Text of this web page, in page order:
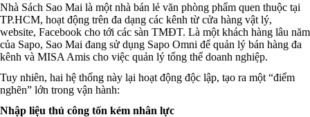
Nhà Sách Sao Mai là một nhà bán lẻ văn phòng phẩm quen thuộc tại
TP.HCM, hoạt động trên đa dạng các kênh từ cửa hàng vật lý,
website, Facebook cho tới các sàn TMĐT. Là một khách hàng lâu năm
của Sapo, Sao Mai đang sử dụng Sapo Omni để quản lý bán hàng đa
kênh và MISA Amis cho việc quản lý tổng thể doanh nghiệp.
Tuy nhiên, hai hệ thống này lại hoạt động độc lập, tạo ra một “điểm
nghẽn” lớn trong vận hành:
Nhập liệu thủ công tốn kém nhân lực